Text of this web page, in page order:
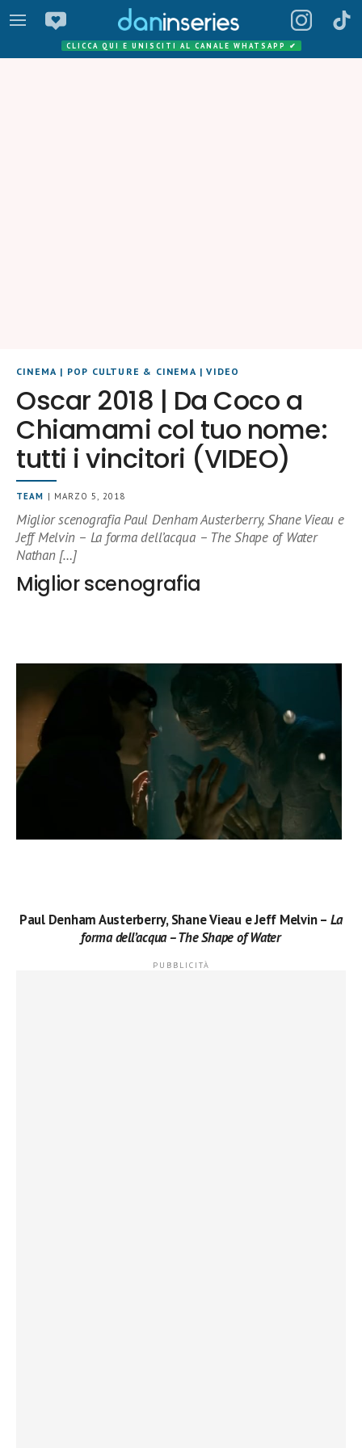
CLICCA QUI E UNISCITI AL CANALE WHATSAPP ✔
CINEMA | POP CULTURE & CINEMA |VIDEO
Oscar 2018 | Da Coco a
Chiamami col tuo nome:
tutti i vincitori (VIDEO)
TEAM | MARZO 5, 2018
Miglior scenografia Paul Denham Austerberry, Shane Vieau e
Jeff Melvin – La forma dell’acqua – The Shape of Water
Nathan […]
Miglior scenografia
Paul Denham Austerberry, Shane Vieau e Jeff Melvin – La
forma dell’acqua – The Shape of Water